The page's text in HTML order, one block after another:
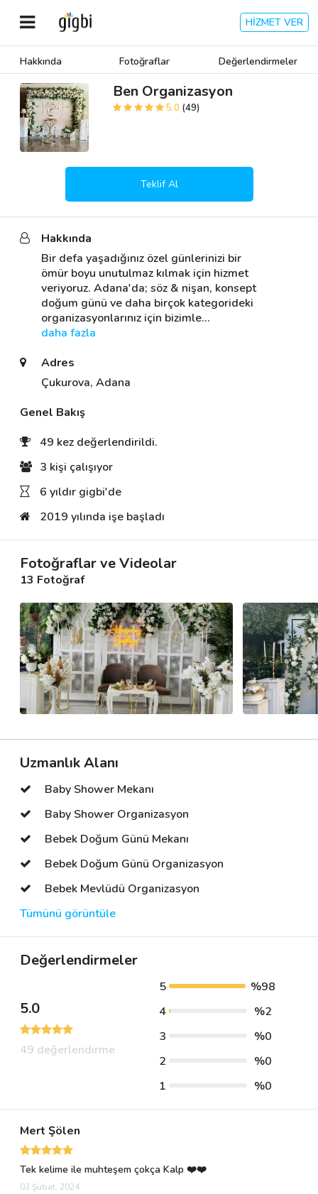
HİZMET VER
Anasayfa
Giriş Yap
Kayıt Ol
🎈 Biz Kimiz?
Nasıl Çalışır?
Müşteri Değerlendirmeleri
Destek
Blog
Hakkında Fotoğraflar Değerlendirmeler
Ben Organizasyon
5.0 (49)
Teklif Al
Hakkında
Bir defa yaşadığınız özel günlerinizi bir
ömür boyu unutulmaz kılmak için hizmet
veriyoruz. Adana'da; söz & nişan, konsept
doğum günü ve daha birçok kategorideki
organizasyonlarınız için bizimle…
daha fazla
Adres
Çukurova, Adana
Genel Bakış
49 kez değerlendirildi.
3 kişi çalışıyor
6 yıldır gigbi'de
2019 yılında işe başladı
Fotoğraflar ve Videolar
13 Fotoğraf
Uzmanlık Alanı
Baby Shower Mekanı
Baby Shower Organizasyon
Bebek Doğum Günü Mekanı
Bebek Doğum Günü Organizasyon
Bebek Mevlüdü Organizasyon
Tümünü görüntüle
Değerlendirmeler
5.0
49 değerlendirme
5
%98
4
%2
3
%0
2
%0
1
%0
Mert Şölen
Tek kelime ile muhteşem çokça Kalp ❤️❤️
03 Şubat, 2024